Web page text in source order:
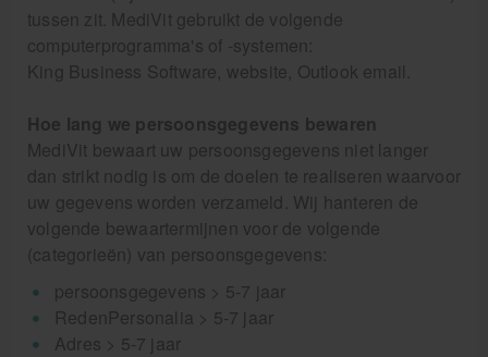
tussen zit. MediVit gebruikt de volgende
computerprogramma's of -systemen:
King Business Software, website, Outlook email.
Hoe lang we persoonsgegevens bewaren
MediVit bewaart uw persoonsgegevens niet langer
dan strikt nodig is om de doelen te realiseren waarvoor
uw gegevens worden verzameld. Wij hanteren de
volgende bewaartermijnen voor de volgende
(categorieën) van persoonsgegevens:
persoonsgegevens > 5-7 jaar
RedenPersonalia > 5-7 jaar
Adres > 5-7 jaar